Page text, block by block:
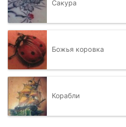
Сакура
Божья коровка
Корабли